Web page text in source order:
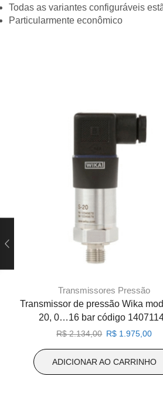
Todas as variantes configuráveis
Particularmente econômico
Transmissores Pressão
Transmissor de pressão Wika
20, 0…16 bar código
R$2.134,00 O
original
R$ 1.975,00O
ADICIONAR AO CARRINHO